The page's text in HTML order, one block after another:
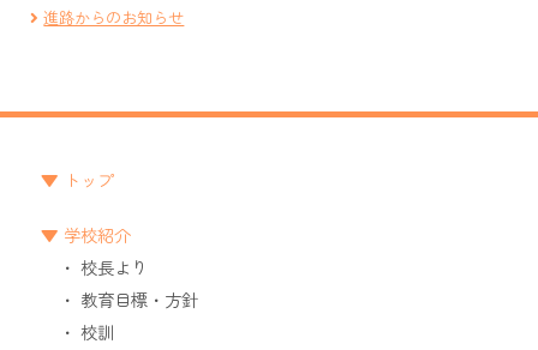
進路からのお知らせ
トップ
学校紹介
校長より
教育目標・方針
校訓